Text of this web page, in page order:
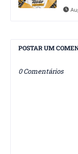
POSTAR UM
0 Comentários